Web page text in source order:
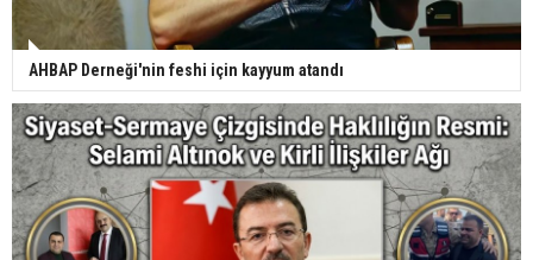
AHBAP Derneği'nin feshi için kayyum atandı